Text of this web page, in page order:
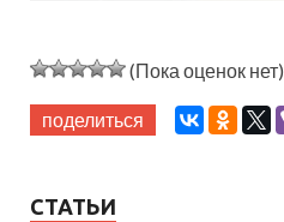
(Пока оценок нет)
поделиться
СТАТЬИ